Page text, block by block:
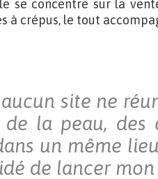
se concentre sur la
à crépus, le tout
site ne
de la peau, des
un même
de lancer